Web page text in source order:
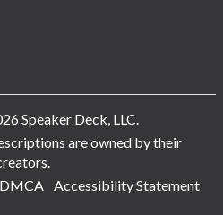
Speaker Deck, LLC.
are owned by their
DMCA Accessibility Statement